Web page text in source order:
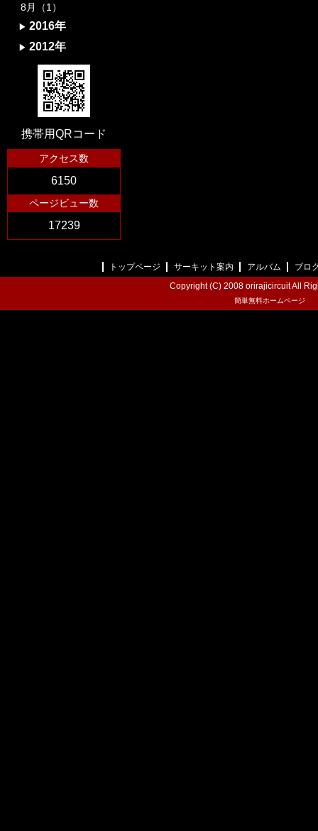
8月（1）
2016年
2012年
携帯用QRコード
アクセス数
6150
ページビュー数
17239
トップページ サーキット案内 アルバム
ブロ
Copyright (C) 2008 orirajicircuit All
簡単無料ホームページ